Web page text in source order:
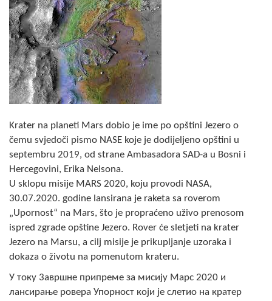
Фотогалерија
НАЧЕЛНИК
О Начелнику
Замјеник начелника
Извјештај о раду начелника
СКУПШТИНА
Статут Општине
Скупштинско вијеће општине језеро
Састав Скупштине
Службени Гласници
ОПШТИНСКА УПРАВА
Krater na planeti Mars dobio je ime po opštini Jezero o
čemu svjedoči pismo NASE koje je dodijeljeno opštini u
septembru 2019, od strane Ambasadora SAD-a u Bosni i
Hercegovini, Erika Nelsona.
U sklopu misije MARS 2020, koju provodi NASA,
30.07.2020. godine lansirana je raketa sa roverom
„Upornost“ na Mars, što je propraćeno uživo prenosom
ispred zgrade opštine Jezero. Rover će sletjeti na krater
Jezero na Marsu, a cilj misije je prikupljanje uzoraka i
dokaza o životu na pomenutom krateru.
У току 3авршне припреме за мисију Марс 2020 и
лансирање ровера Упорност који jе слетиo на кратер